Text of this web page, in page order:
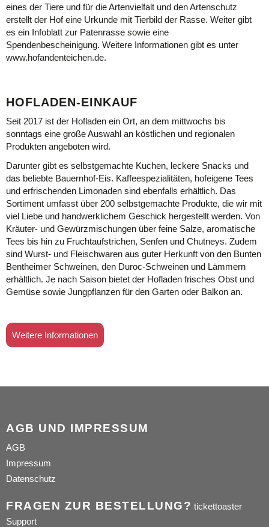
eines der Tiere und für die Artenvielfalt und den Artenschutz
erstellt der Hof eine Urkunde mit Tierbild der Rasse. Weiter gibt
es ein Infoblatt zur Patenrasse sowie eine
Spendenbescheinigung. Weitere Informationen gibt es unter
www.hofandenteichen.de.
HOFLADEN-EINKAUF
Seit 2017 ist der Hofladen ein Ort, an dem mittwochs bis
sonntags eine große Auswahl an köstlichen und regionalen
Produkten angeboten wird.
Darunter gibt es selbstgemachte Kuchen, leckere Snacks und
das beliebte Bauernhof-Eis. Kaffeespezialitäten, hofeigene Tees
und erfrischenden Limonaden sind ebenfalls erhältlich. Das
Sortiment umfasst über 200 selbstgemachte Produkte, die wir mit
viel Liebe und handwerklichem Geschick hergestellt werden. Von
Kräuter- und Gewürzmischungen über feine Salze, aromatische
Tees bis hin zu Fruchtaufstrichen, Senfen und Chutneys. Zudem
sind Wurst- und Fleischwaren aus guter Herkunft von den Bunten
Bentheimer Schweinen, den Duroc-Schweinen und Lämmern
erhältlich. Je nach Saison bietet der Hofladen frisches Obst und
Gemüse sowie Jungpflanzen für den Garten oder Balkon an.
AGB UND IMPRESSUM
AGB
Impressum
Datenschutz
FRAGEN ZUR BESTELLUNG? tickettoaster
Support